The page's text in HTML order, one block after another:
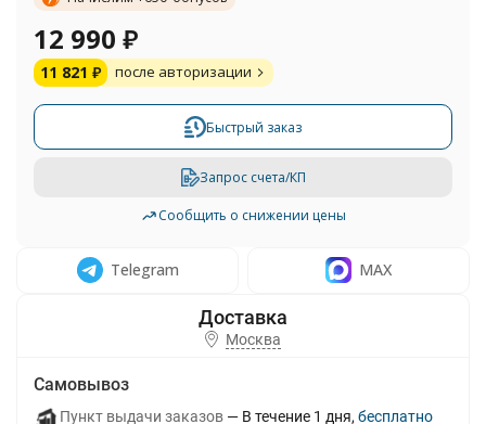
12 990 ₽
11 821 ₽ после авторизации
Быстрый заказ
Запрос счета/КП
Сообщить о снижении цены
Telegram MAX
Москва
Самовывоз
Пункт выдачи заказов В течение 1 дня Бесплатно